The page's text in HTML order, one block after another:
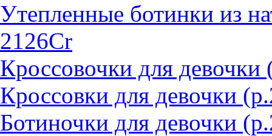
Утепленные ботинки из
2126Cr
Кроссовочки для
Кроссовки для девочки
Ботиночки для девочки